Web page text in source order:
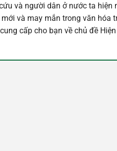
và người dân ở nước ta hiện
và may mắn trong văn hóa
cấp cho bạn về chủ đề